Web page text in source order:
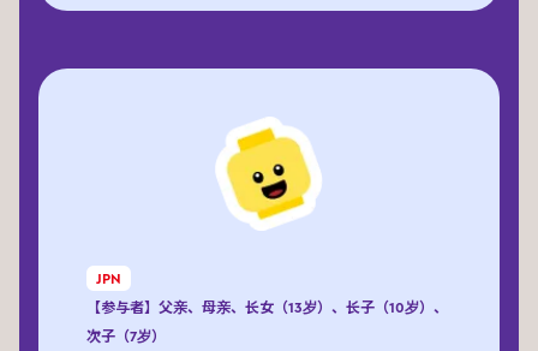
JPN
【参与者】父亲、母亲、长女（13岁）、长子（10岁）、
次子（7岁）